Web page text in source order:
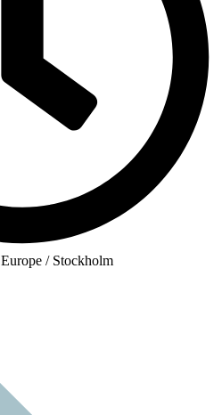
Europe / Stockholm